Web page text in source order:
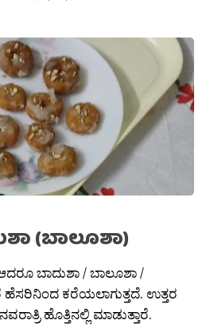
(ಬಾಲೂಶಾ)
ಬಾದುಶಾ / ಬಾಲೂಶಾ /
ಕರೆಯಲಾಗುತ್ತದೆ. ಉತ್ತರ
ಹೊತ್ತಿನಲ್ಲಿ ಮಾಡುತ್ತಾರೆ.